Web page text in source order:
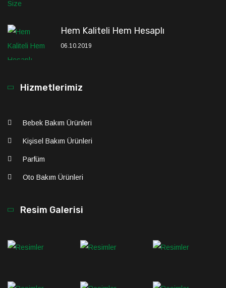
Hem Kaliteli Hem Hesaplı
06.10.2019
Hizmetlerimiz
Bebek Bakım Ürünleri
Kişisel Bakım Ürünleri
Parfüm
Oto Bakım Ürünleri
Resim Galerisi